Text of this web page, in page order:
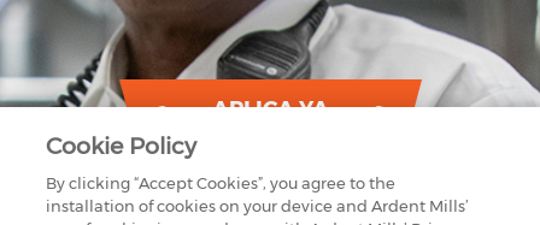
APLICA YA
Cookie Policy
By clicking “Accept Cookies”, you agree to the
installation of cookies on your device and Ardent Mills’